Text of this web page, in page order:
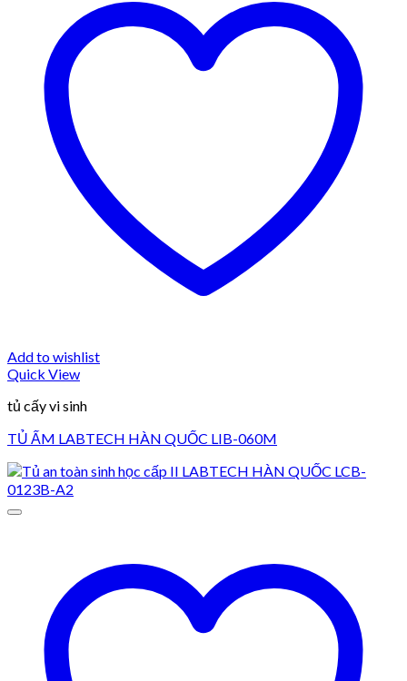
Add to wishlist
Quick View
tủ cấy vi sinh
TỦ ẤM LABTECH HÀN QUỐC LIB-060M